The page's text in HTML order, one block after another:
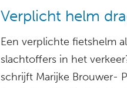
Verplicht helm
Een verplichte fietshelm
slachtoffers in het
schrijft Marijke Brouwer-